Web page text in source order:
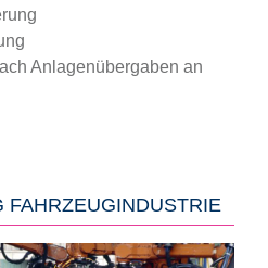
Anlagenübergaben an
FAHRZEUGINDUSTRIE